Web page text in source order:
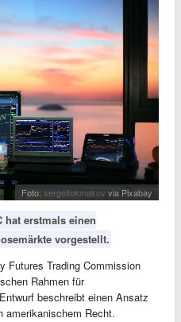
Foto: sergeitokmakov via Pixabay
hat erstmals einen
vorgestellt.
Futures Trading Commission
Rahmen für
beschreibt einen Ansatz
amerikanischem Recht.